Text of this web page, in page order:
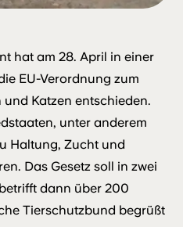
hat am 28. April in einer
EU-Verordnung zum
Katzen entschieden.
unter anderem
Haltung, Zucht und
Das Gesetz soll in zwei
dann über 200
Tierschutzbund begrüßt